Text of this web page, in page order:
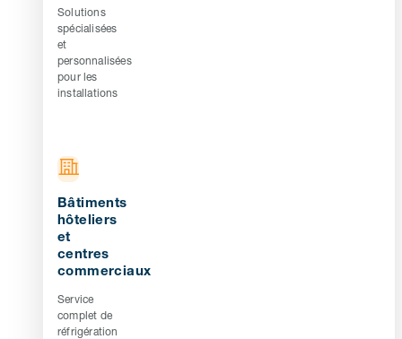
Solutions
spécialisées
et
personnalisées
pour les
installations
Bâtiments
hôteliers
et
centres
commerciaux
Service
complet de
réfrigération